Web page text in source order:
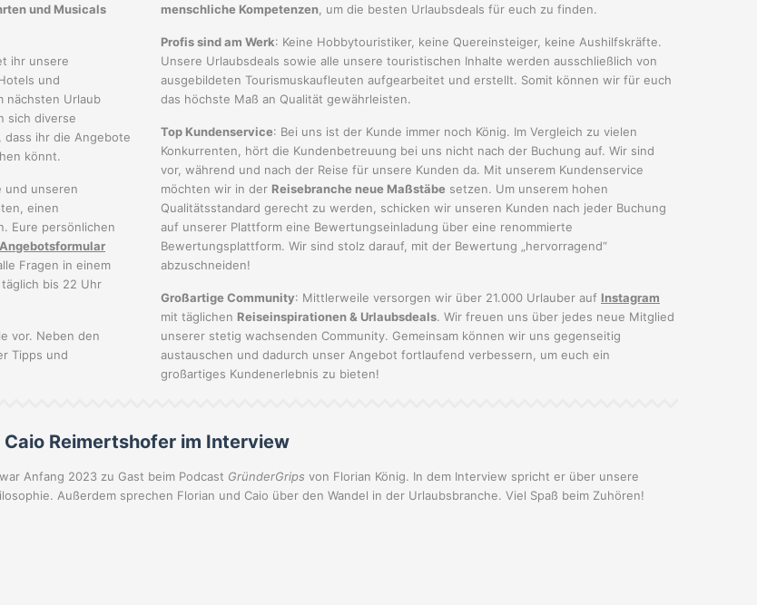
und Musicals
ihr unsere
und
nächsten Urlaub
sich diverse
dass ihr die Angebote
könnt.
und unseren
einen
Eure persönlichen
Angebotsformular
Fragen in einem
bis 22 Uhr
vor. Neben den
Tipps und
menschliche Kompetenzen , um die besten Urlaubsdeals für euch zu finden.
Profis sind am Werk: Keine Hobbytouristiker, keine Quereinsteiger, keine Aushilfskräfte.
Unsere Urlaubsdeals sowie alle unsere touristischen Inhalte werden ausschließlich von
ausgebildeten Tourismuskaufleuten aufgearbeitet und erstellt. Somit können wir für euch
das höchste Maß an Qualität gewährleisten.
Top Kundenservice: Bei uns ist der Kunde immer noch König. Im Vergleich zu vielen
Konkurrenten, hört die Kundenbetreuung bei uns nicht nach der Buchung auf. Wir sind
vor, während und nach der Reise für unsere Kunden da. Mit unserem Kundenservice
möchten wir in der Reisebranche neue Maßstäbe setzen. Um unserem hohen
Qualitätsstandard gerecht zu werden, schicken wir unseren Kunden nach jeder Buchung
auf unserer Plattform eine Bewertungseinladung über eine renommierte
Bewertungsplattform. Wir sind stolz darauf, mit der Bewertung „hervorragend“
abzuschneiden!
Großartige Community: Mittlerweile versorgen wir über 21.000 Urlauber auf Instagram
mit täglichen Reiseinspirationen & Urlaubsdeals. Wir freuen uns über jedes neue Mitglied
unserer stetig wachsenden Community. Gemeinsam können wir uns gegenseitig
austauschen und dadurch unser Angebot fortlaufend verbessern, um euch ein
großartiges Kundenerlebnis zu bieten!
Caio Reimertshofer im Interview
Anfang 2023 zu Gast beim Podcast GründerGrips von Florian König. In dem Interview spricht er über unsere
Außerdem sprechen Florian und Caio über den Wandel in der Urlaubsbranche. Viel Spaß beim Zuhören!